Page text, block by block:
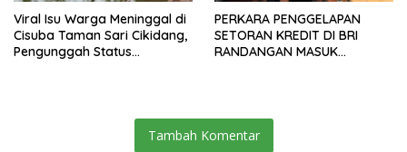
Viral Isu Warga Meninggal di
Cisuba Taman Sari Cikidang,
Pengunggah Status
PERKARA PENGGELAPAN
SETORAN KREDIT DI BRI
RANDANGAN MASUK
Tambah Komentar